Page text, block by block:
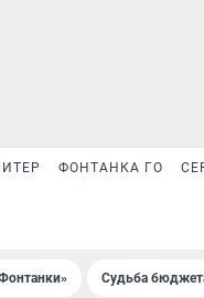
ФОНТАНКА ГО
Судьба